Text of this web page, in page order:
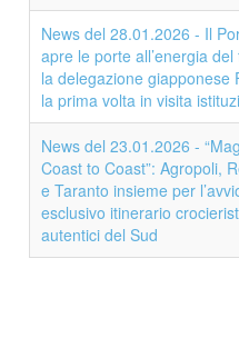
News del 28.01.2026 - Il
apre le porte all’energia
la delegazione giapponese
la prima volta in visita
News del 23.01.2026 -
Coast to Coast”: Agropoli,
e Taranto insieme per
esclusivo itinerario
autentici del Sud